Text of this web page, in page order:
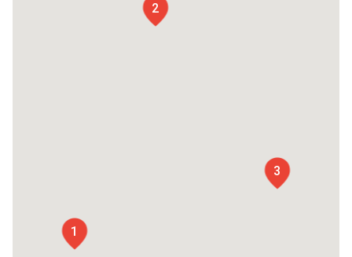
1
2
3